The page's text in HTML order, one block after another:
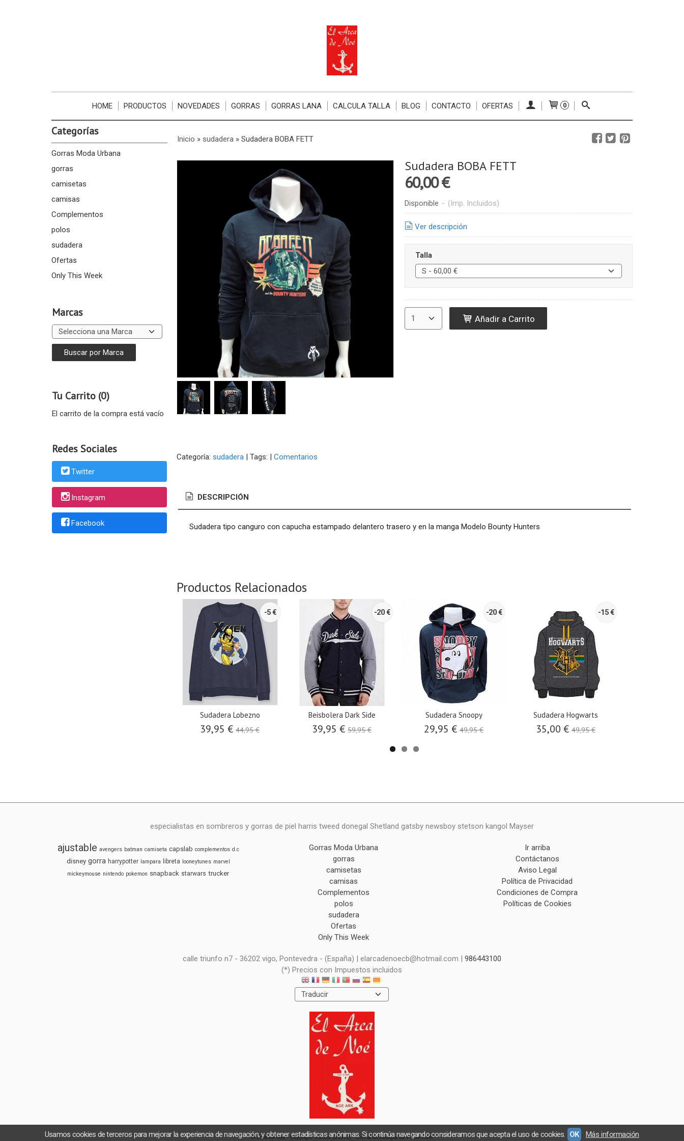
HOME PRODUCTOS NOVEDADES GORRAS GORRAS LANA CALCULA TALLA BLOG CONTACTO OFERTAS 0
Categorías
Gorras Moda Urbana
gorras
camisetas
camisas
Complementos
polos
sudadera
Ofertas
Only This Week
Marcas
Tu Carrito (0)
El carrito de la compra está vacío
Redes Sociales
Twitter
Instagram
Facebook
Inicio » sudadera» Sudadera BOBA FETT
Sudadera BOBA FETT
60,00 €
Disponible - (Imp. Incluidos)
Ver descripción
Talla
Añadir a Carrito
Categoría: sudadera| Tags: | Comentarios
DESCRIPCIÓN
Sudadera tipo canguro con capucha estampado delantero trasero y en la manga Modelo Bounty Hunters
Productos Relacionados
-5 €
Sudadera Lobezno
39,95 €44,95 €
-20 €
Beisbolera Dark Side
39,95 €59,95 €
-20 €
Sudadera Snoopy
29,95 €49,95 €
-15 €
Sudadera Hogwarts
35,00 €49,95 €
especialistas en sombreros y gorras de piel harris tweed donegal Shetland gatsby newsboy stetson kangol Mayser
ajustable avengers batman camiseta capslab complementos d.c
disney gorra harrypotter lampara libreta looneytunes marvel
mickeymouse nintendo pokemon snapback starwars trucker
Gorras Moda Urbana
gorras
camisetas
camisas
Complementos
polos
sudadera
Ofertas
Only This Week
Ir arriba
Contáctanos
Aviso Legal
Política de Privacidad
Condiciones de Compra
Políticas de Cookies
calle triunfo n7 - 36202 vigo, Pontevedra - (España) | elarcadenoecb@hotmail.com | 986443100
(*) Precios con Impuestos incluidos
El arca de noe- Copyright © 2026 [31572] - Con la tecnología de Palbin.com
Usamos cookies de terceros para mejorar la experiencia de navegación, y obtener estadísticas anónimas. Si continúa navegando consideramos que acepta el uso de cookies. OK Más información